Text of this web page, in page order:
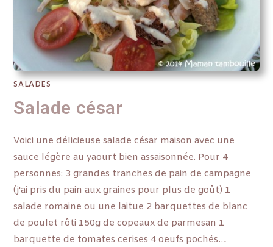
SALADES
Salade césar
Voici une délicieuse salade césar maison avec une
sauce légère au yaourt bien assaisonnée. Pour 4
personnes: 3 grandes tranches de pain de campagne
(j'ai pris du pain aux graines pour plus de goût) 1
salade romaine ou une laitue 2 barquettes de blanc
de poulet rôti 150g de copeaux de parmesan 1
barquette de tomates cerises 4 oeufs pochés…